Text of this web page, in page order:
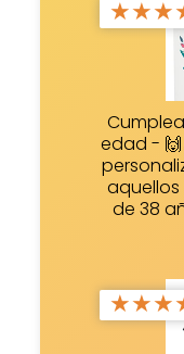
★★★
edad -
de 38
★★★